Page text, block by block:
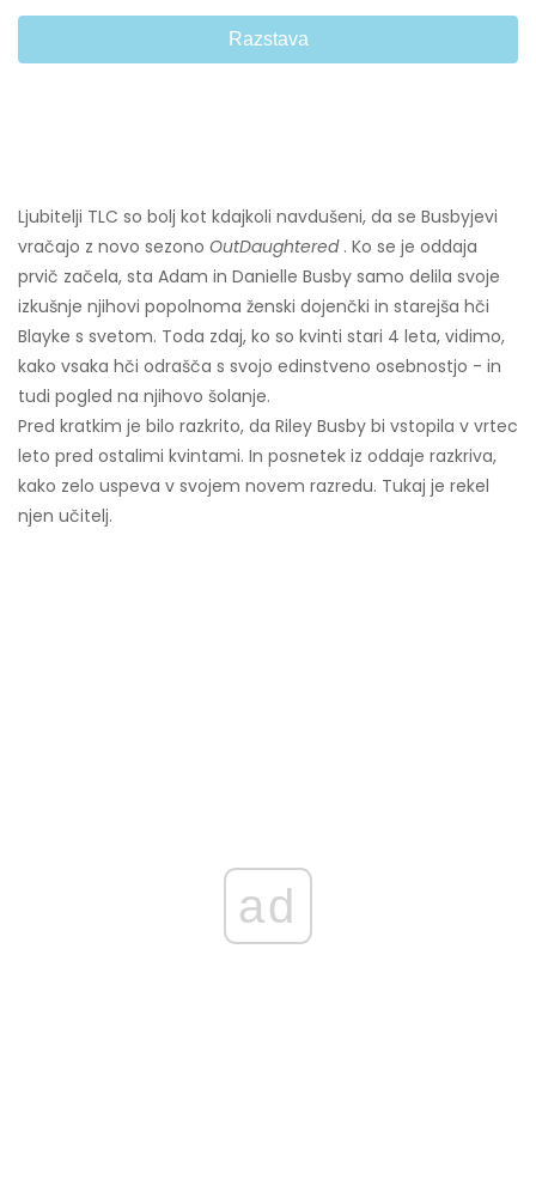
Razstava
Ljubitelji TLC so bolj kot kdajkoli navdušeni, da se Busbyjevi
vračajo z novo sezono OutDaughtered. Ko se je oddaja
prvič začela, sta Adam in Danielle Busby samo delila svoje
izkušnje njihovi popolnoma ženski dojenčki in starejša hči
Blayke s svetom. Toda zdaj, ko so kvinti stari 4 leta, vidimo,
kako vsaka hči odrašča s svojo edinstveno osebnostjo - in
tudi pogled na njihovo šolanje.
Pred kratkim je bilo razkrito, da Riley Busby bi vstopila v vrtec
leto pred ostalimi kvintami. In posnetek iz oddaje razkriva,
kako zelo uspeva v svojem novem razredu. Tukaj je rekel
njen učitelj.
ad